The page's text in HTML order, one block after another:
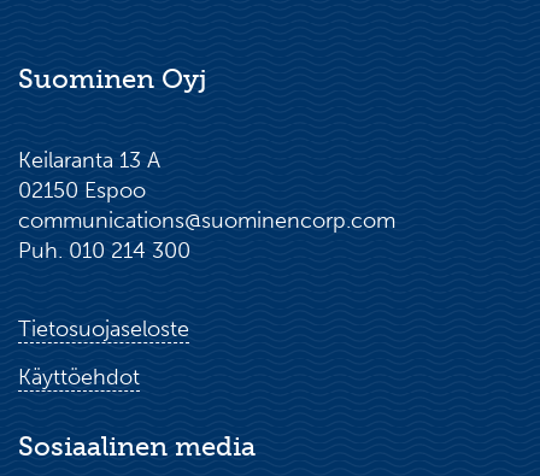
Suominen Oyj
Keilaranta 13 A
02150 Espoo
communications@suominencorp.com
Puh. 010 214 300
Tietosuojaseloste
Käyttöehdot
Sosiaalinen media